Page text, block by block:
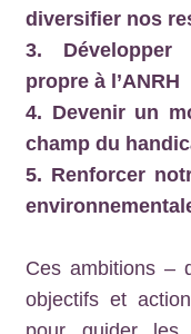
diversifier nos
3. Développer
propre à l’ANRH
4. Devenir un
champ du
5. Renforcer
Ces ambitions –
objectifs et